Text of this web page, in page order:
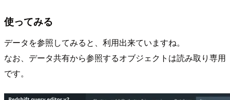
使ってみる
データを参照してみると、利用出来ていますね。
なお、データ共有から参照するオブジェクトは読み取り専用
です。